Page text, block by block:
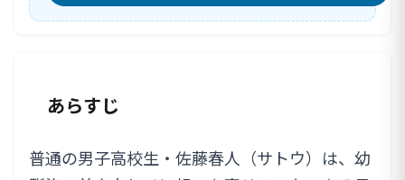
あらすじ
普通の男子高校生・佐藤春人（サトウ）は、幼